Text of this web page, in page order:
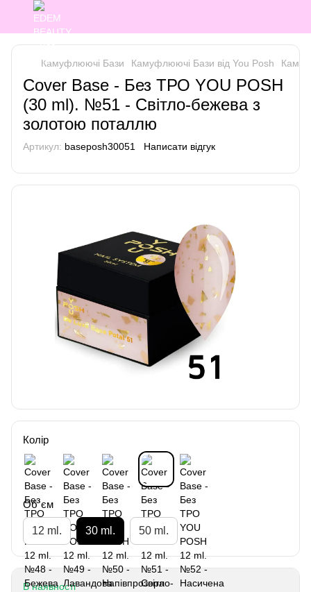
Камуфлюючі Бази Камуфлюючі Бази від You Posh
Cover Base - Без ТРО YOU POSH
(30 ml). №51 - Світло-бежева з
золотою поталлю
Артикул: baseposh30051 Написати відгук
Колір
Об`єм
12 ml. 30 ml. 50 ml.
В наявності